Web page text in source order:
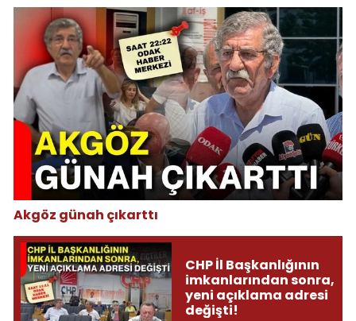
Akgöz günah çıkarttı
CHP İl Başkanlığının
imkanlarından sonra,
yeni açıklama adresi
değişti!